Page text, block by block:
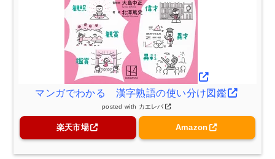
マンガでわかる 漢字熟語の使い分け図鑑
posted with カエレバ
楽天市場 Amazon